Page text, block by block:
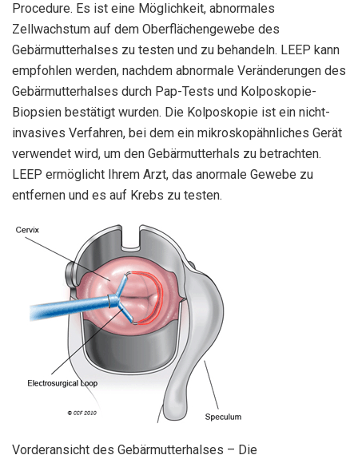
Procedure. Es ist eine Möglichkeit, abnormales
Zellwachstum auf dem Oberflächengewebe des
Gebärmutterhalses zu testen und zu behandeln. LEEP kann
empfohlen werden, nachdem abnormale Veränderungen des
Gebärmutterhalses durch Pap-Tests und Kolposkopie-
Biopsien bestätigt wurden. Die Kolposkopie ist ein nicht-
invasives Verfahren, bei dem ein mikroskopähnliches Gerät
verwendet wird, um den Gebärmutterhals zu betrachten.
LEEP ermöglicht Ihrem Arzt, das anormale Gewebe zu
entfernen und es auf Krebs zu testen.
Vorderansicht des Gebärmutterhalses – Die